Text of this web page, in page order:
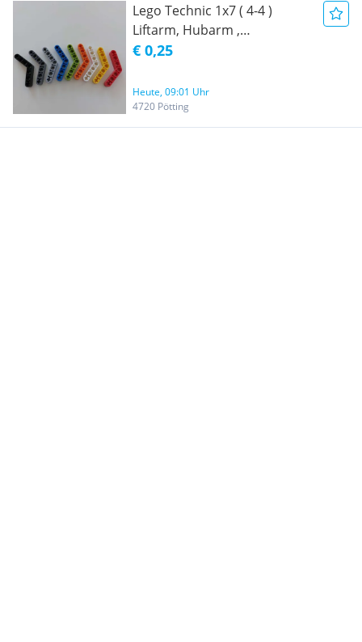
Lego Technic 1x7 ( 4-4 )
Liftarm, Hubarm ,
Lochbalken 32348 Gebogen /
Gebogen / Ersatzteile
€ 0,25
Heute, 09:01 Uhr
4720 Pötting